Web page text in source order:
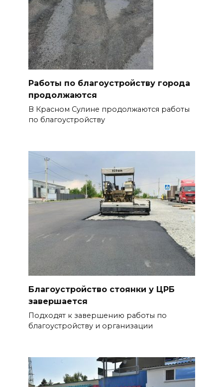
Работы по благоустройству города
продолжаются
В Красном Сулине продолжаются работы
по благоустройству
Благоустройство стоянки у ЦРБ
завершается
Подходят к завершению работы по
благоустройству и организации